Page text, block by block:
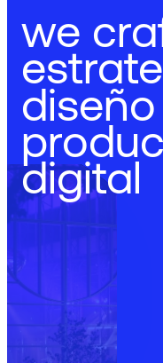
we
diseño
digital